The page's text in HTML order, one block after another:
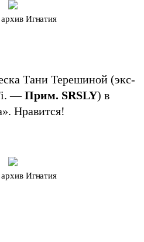
Игнатия
Тани Терешиной (экс-
—Прим. SRSLY) в
Нравится!
Игнатия